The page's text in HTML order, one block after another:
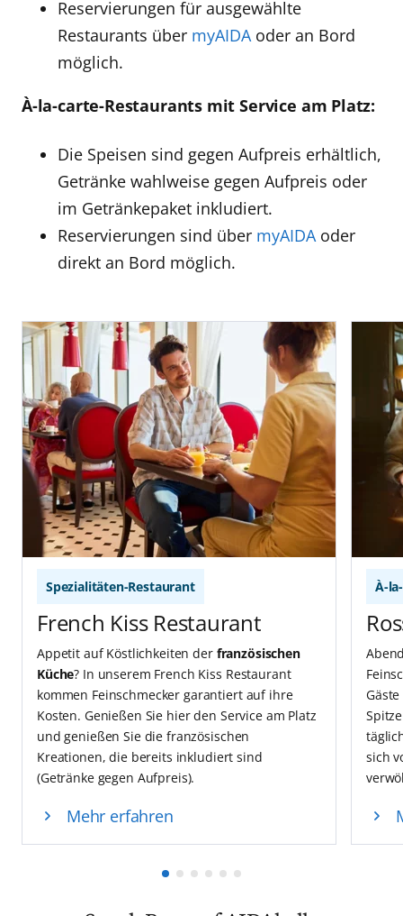
Reservierungen für ausgewählte
Restaurants über myAIDAoder an Bord
möglich.
À-la-carte-Restaurants mit Service am Platz:
Die Speisen sind gegen Aufpreis erhältlich,
Getränke wahlweise gegen Aufpreis oder
im Getränkepaket inkludiert.
Reservierungen sind über myAIDAoder
direkt an Bord möglich.
Spezialitäten-Restaurant
French Kiss Restaurant
Appetit auf Köstlichkeiten der französischen
Küche? In unserem French Kiss Restaurant
kommen Feinschmecker garantiert auf ihre
Kosten. Genießen Sie hier den Service am Platz
und genießen Sie die französischen
Kreationen, die bereits inkludiert sind
(Getränke gegen Aufpreis).
Mehr erfahren
À-
sich